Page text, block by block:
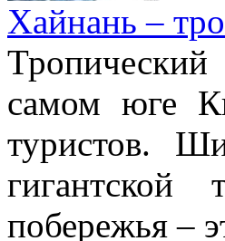
Хайнань –
самом юге
туристов.
гигантской
побережья –